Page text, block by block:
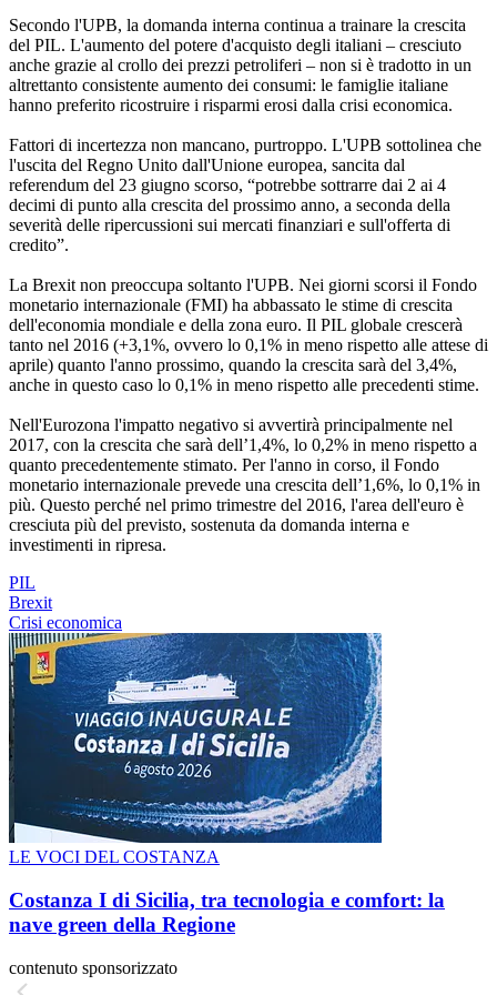
Secondo l'UPB, la domanda interna continua a trainare la crescita
del PIL. L'aumento del potere d'acquisto degli italiani – cresciuto
anche grazie al crollo dei prezzi petroliferi – non si è tradotto in un
altrettanto consistente aumento dei consumi: le famiglie italiane
hanno preferito ricostruire i risparmi erosi dalla crisi economica.
Fattori di incertezza non mancano, purtroppo. L'UPB sottolinea che
l'uscita del Regno Unito dall'Unione europea, sancita dal
referendum del 23 giugno scorso, “potrebbe sottrarre dai 2 ai 4
decimi di punto alla crescita del prossimo anno, a seconda della
severità delle ripercussioni sui mercati finanziari e sull'offerta di
credito”.
La Brexit non preoccupa soltanto l'UPB. Nei giorni scorsi il Fondo
monetario internazionale (FMI) ha abbassato le stime di crescita
dell'economia mondiale e della zona euro. Il PIL globale crescerà
tanto nel 2016 (+3,1%, ovvero lo 0,1% in meno rispetto alle attese di
aprile) quanto l'anno prossimo, quando la crescita sarà del 3,4%,
anche in questo caso lo 0,1% in meno rispetto alle precedenti stime.
Nell'Eurozona l'impatto negativo si avvertirà principalmente nel
2017, con la crescita che sarà dell’1,4%, lo 0,2% in meno rispetto a
quanto precedentemente stimato. Per l'anno in corso, il Fondo
monetario internazionale prevede una crescita dell’1,6%, lo 0,1% in
più. Questo perché nel primo trimestre del 2016, l'area dell'euro è
cresciuta più del previsto, sostenuta da domanda interna e
investimenti in ripresa.
PIL
Brexit
Crisi economica
LE VOCI DEL COSTANZA
Costanza I di Sicilia, tra tecnologia e comfort: la
nave green della Regione
contenuto sponsorizzato